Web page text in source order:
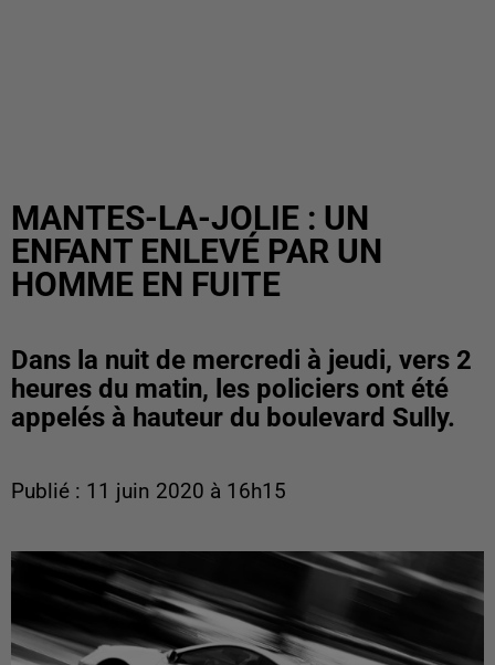
MANTES-LA-JOLIE : UN
ENFANT ENLEVÉ PAR UN
HOMME EN FUITE
Dans la nuit de mercredi à jeudi, vers 2
heures du matin, les policiers ont été
appelés à hauteur du boulevard Sully.
Publié : 11 juin 2020 à 16h15